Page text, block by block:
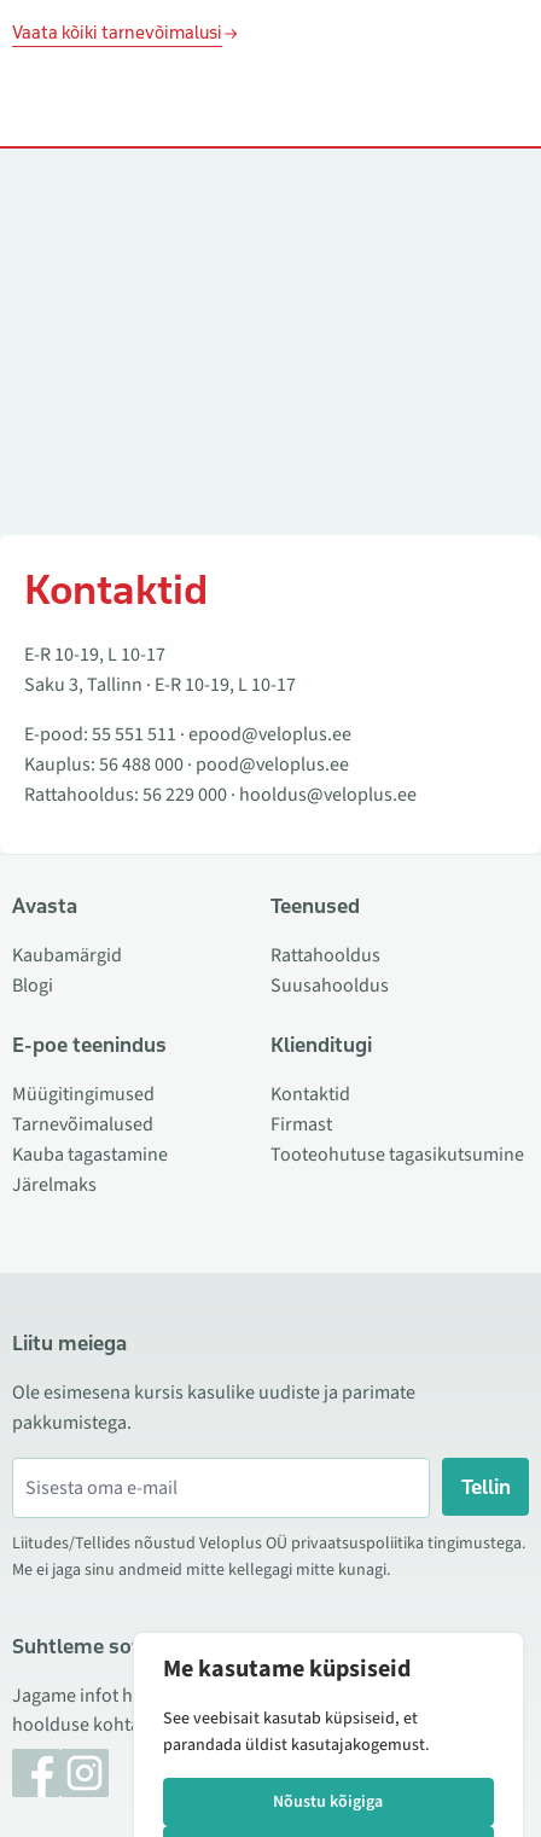
Vaata kõiki tarnevõimalusi
Kontaktid
E-R 10-19, L 10-17
Saku 3, Tallinn · E-R 10-19, L 10-17
E-pood:55 551 511 ·epood@veloplus.ee
Kauplus:56 488 000· pood@veloplus.ee
Rattahooldus:56 229 000· hooldus@veloplus.ee
Avasta
Kaubamärgid
Blogi
E-poe teenindus
Müügitingimused
Tarnevõimalused
Kauba tagastamine
Järelmaks
Teenused
Rattahooldus
Suusahooldus
Klienditugi
Kontaktid
Firmast
Tooteohutuse tagasikutsumine
Liitu meiega
Ole esimesena kursis kasulike uudiste ja parimate
pakkumistega.
Tellin
Liitudes/Tellides nõustud Veloplus OÜ privaatsuspoliitika tingimustega.
Me ei jaga sinu andmeid mitte kellegagi mitte kunagi.
Suhtleme sotsiaalmeedias
Jagame infot hea hinna kampaaniate, uute toodete ning
hoolduse kohta. Mõnikord teeme ka tooteülevaateid.
Me kasutame küpsiseid
See veebisait kasutab küpsiseid, et
parandada üldist kasutajakogemust.
Nõustu kõigiga